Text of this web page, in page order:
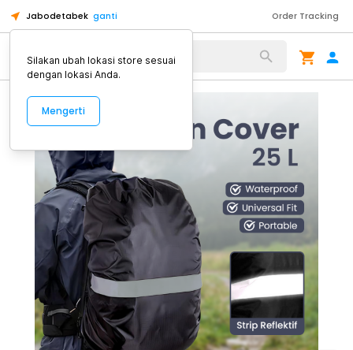
Jabodetabek ganti Order Tracking
Alat Kopi
Silakan ubah lokasi store sesuai
dengan lokasi Anda.
Mengerti